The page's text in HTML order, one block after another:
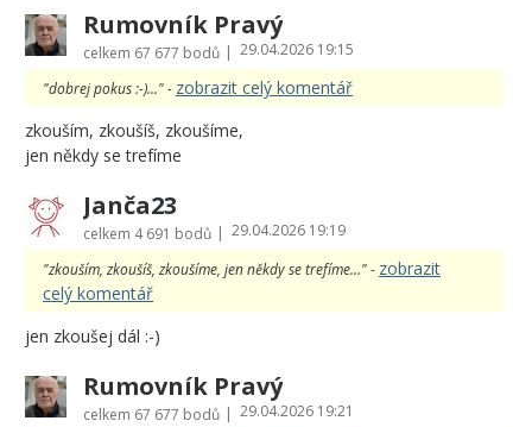
Rumovník Pravý
celkem 67 677 bodů | 29.04.2026 19:15
"dobrej pokus :-)..." - zobrazit celý komentář
zkouším, zkoušíš, zkoušíme,
jen někdy se trefíme
Janča23
celkem 4 691 bodů | 29.04.2026 19:19
"zkouším, zkoušíš, zkoušíme, jen někdy se trefíme..." - zobrazit
celý komentář
jen zkoušej dál :-)
Rumovník Pravý
celkem 67 677 bodů | 29.04.2026 19:21